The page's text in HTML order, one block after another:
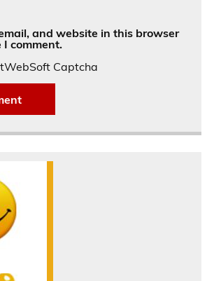
and website in this browser
comment.
Captcha